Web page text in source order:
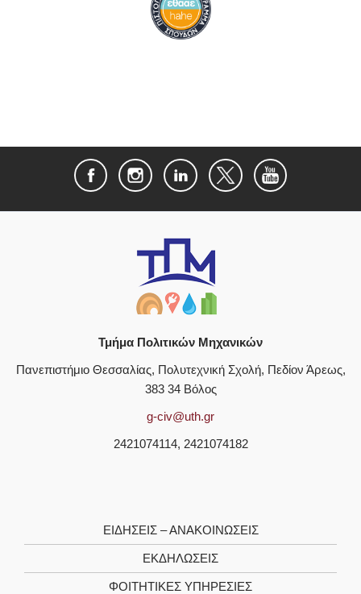
Τμήμα Πολιτικών Μηχανικών
Πανεπιστήμιο Θεσσαλίας, Πολυτεχνική Σχολή, Πεδίον Άρεως,
383 34 Βόλος
g-civ@uth.gr
2421074114, 2421074182
ΕΙΔΗΣΕΙΣ – ΑΝΑΚΟΙΝΩΣΕΙΣ
ΕΚΔΗΛΩΣΕΙΣ
ΦΟΙΤΗΤΙΚΈΣ ΥΠΗΡΕΣΊΕΣ